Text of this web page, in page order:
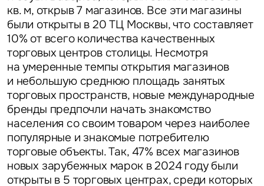
кв. м, открыв 7 магазинов. Все эти магазины
были открыты в 20 ТЦ Москвы, что составляет
10% от всего количества качественных
торговых центров столицы. Несмотря
на умеренные темпы открытия магазинов
и небольшую среднюю площадь занятых
торговых пространств, новые международные
бренды предпочли начать знакомство
населения со своим товаром через наиболее
популярные и знакомые потребителю
торговые объекты. Так, 47% всех магазинов
новых зарубежных марок в 2024 году были
открыты в 5 торговых центрах, среди которых